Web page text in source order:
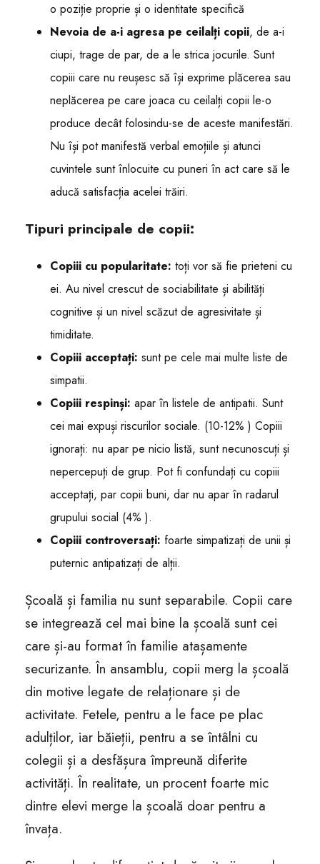
o poziție proprie și o identitate specifică
Nevoia de a-i agresa pe ceilalți copii, de a-i
ciupi, trage de par, de a le strica jocurile. Sunt
copiii care nu reușesc să își exprime plăcerea sau
neplăcerea pe care joaca cu ceilalți copii le-o
produce decât folosindu-se de aceste manifestări.
Nu își pot manifestă verbal emoțiile și atunci
cuvintele sunt înlocuite cu puneri în act care să le
aducă satisfacția acelei trăiri.
Tipuri principale de copii:
Copiii cu popularitate: toți vor să fie prieteni cu
ei. Au nivel crescut de sociabilitate și abilități
cognitive și un nivel scăzut de agresivitate și
timiditate.
Copiii acceptați: sunt pe cele mai multe liste de
simpatii.
Copiii respinși: apar în listele de antipatii. Sunt
cei mai expuși riscurilor sociale. (10-12% ) Copiii
ignorați: nu apar pe nicio listă, sunt necunoscuți și
nepercepuți de grup. Pot fi confundați cu copiii
acceptați, par copii buni, dar nu apar în radarul
grupului social (4% ).
Copiii controversați: foarte simpatizați de unii și
puternic antipatizați de alții.
Școală și familia nu sunt separabile. Copii care
se integrează cel mai bine la școală sunt cei
care și-au format în familie atașamente
securizante. În ansamblu, copii merg la școală
din motive legate de relaționare și de
activitate. Fetele, pentru a le face pe plac
adulților, iar băieții, pentru a se întâlni cu
colegii și a desfășura împreună diferite
activități. În realitate, un procent foarte mic
dintre elevi merge la școală doar pentru a
învața.